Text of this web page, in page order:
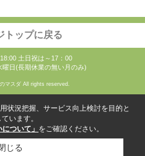
トップに戻る
土日祝は～17：00
曜日(長期休業の無い月のみ)
マスダ All rights reserved.
状況把握、サービス向上検討を目的と
います。
ついて」 をご確認ください。
じる